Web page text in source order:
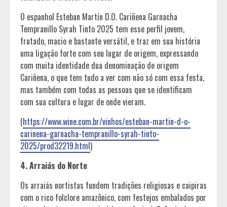
O espanhol Esteban Martín D.O. Cariñena Garnacha
Tempranillo Syrah Tinto 2025 tem esse perfil jovem,
frutado, macio e bastante versátil, e traz em sua história
uma ligação forte com seu lugar de origem, expressando
com muita identidade dua denominação de origem
Cariñena, o que tem tudo a ver com não só com essa festa,
mas também com todas as pessoas que se identificam
com sua cultura e lugar de onde vieram.
(https://www.wine.com.br/vinhos/esteban-martin-d-o-
carinena-garnacha-tempranillo-syrah-tinto-
2025/prod32219.html)
4. Arraiás do Norte
Os arraiás nortistas fundem tradições religiosas e caipiras
com o rico folclore amazônico, com festejos embalados por